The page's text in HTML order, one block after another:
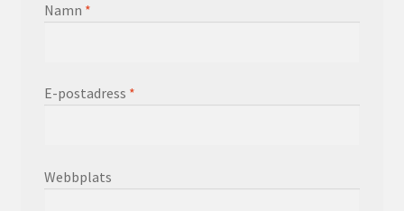
Namn *
E-postadress *
Webbplats